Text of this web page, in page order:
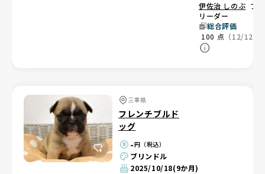
伊佐治 しのぶ ブ
リーダー
総合評価
100 点 （12/12）
三重県
フレンチブルド
ッグ
-円（税込）
ブリンドル
2025/10/18(9か月)